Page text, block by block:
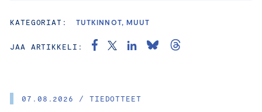
07.08.2026 / TIEDOTTEET
KATEGORIAT: TUTKINNOT, MUUT
JAA ARTIKKELI: